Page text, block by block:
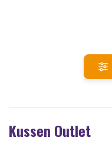
Kussen Outlet